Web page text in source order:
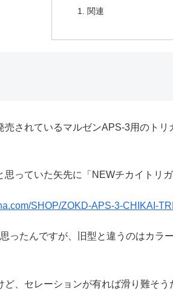
関連
売されているマルゼンAPS-3用のト
思っていた矢先に「NEWチカイトリ
SHOP/ZOKD-APS-3-CHIKAI-
思ったんですが、旧型と違うのはカ
、セレーションが有れば滑り難そう